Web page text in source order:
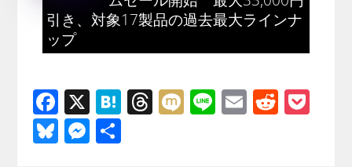
引き、対象17製品の過去最大ラインナ
ップ
F
a
c
X
H
T
M
Li
E
R
Bl
M